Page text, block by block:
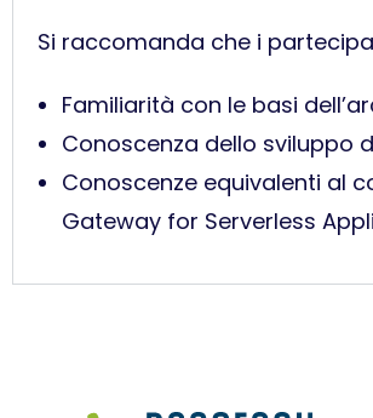
Si raccomanda che i
Familiarità con le basi
Conoscenza dello sviluppo
Conoscenze equivalenti al
Gateway for Serverless